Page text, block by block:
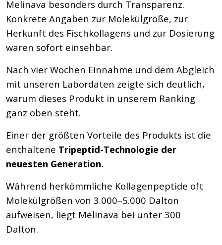
Melinava besonders durch Transparenz.
Konkrete Angaben zur Molekülgröße, zur
Herkunft des Fischkollagens und zur Dosierung
waren sofort einsehbar.
Nach vier Wochen Einnahme und dem Abgleich
mit unseren Labordaten zeigte sich deutlich,
warum dieses Produkt in unserem Ranking
ganz oben steht.
Einer der größten Vorteile des Produkts ist die
enthaltene Tripeptid-Technologie der
neuesten Generation.
Während herkömmliche Kollagenpeptide oft
Molekülgrößen von 3.000–5.000 Dalton
aufweisen, liegt Melinava bei unter 300
Dalton.